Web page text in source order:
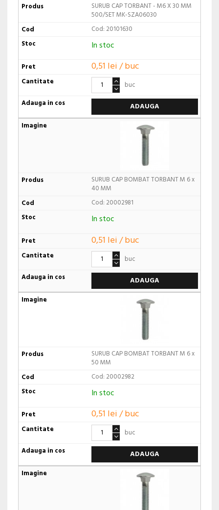
SURUB CAP TORBANT - M6 X 30 MM
500/SET MK-SZA06030
Cod: 20101630
In stoc
0,51 lei / buc
buc
ADAUGA
SURUB CAP BOMBAT TORBANT M 6 x
40 MM
Cod: 20002981
In stoc
0,51 lei / buc
buc
ADAUGA
SURUB CAP BOMBAT TORBANT M 6 x
50 MM
Cod: 20002982
In stoc
0,51 lei / buc
buc
ADAUGA